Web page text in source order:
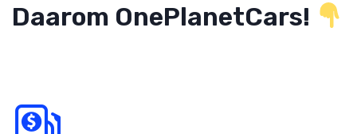
Daarom OnePlanetCars!